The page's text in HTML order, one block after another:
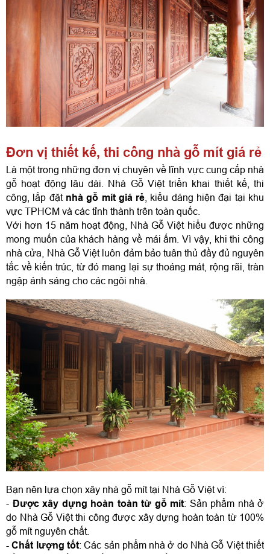
Đơn vị thiết kế, thi công nhà gỗ mít giá rẻ
Là một trong những đơn vị chuyên về lĩnh vực cung cấp nhà
gỗ hoạt động lâu dài. Nhà Gỗ Việt triển khai thiết kế, thi
công, lắp đặt nhà gỗ mít giá rẻ , kiểu dáng hiện đại tại khu
vực TPHCM và các tỉnh thành trên toàn quốc.
Với hơn 15 năm hoạt động, Nhà Gỗ Việt hiểu được những
mong muốn của khách hàng về mái ấm. Vì vậy, khi thi công
nhà cửa, Nhà Gỗ Việt luôn đảm bảo tuân thủ đầy đủ nguyên
tắc về kiến trúc, từ đó mang lại sự thoáng mát, rộng rãi, tràn
ngập ánh sáng cho các ngôi nhà.
Bạn nên lựa chọn xây nhà gỗ mít tại Nhà Gỗ Việt vì:
- Được xây dựng hoàn toàn từ gỗ mít: Sản phẩm nhà ở
do Nhà Gỗ Việt thi công được xây dựng hoàn toàn từ 100%
gỗ mít nguyên chất.
- Chất lượng tốt: Các sản phẩm nhà ở do Nhà Gỗ Việt thiết